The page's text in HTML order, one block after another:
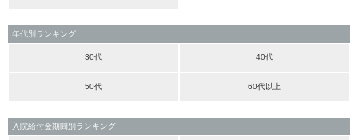
年代別ランキング
30代 40代
50代 60代以上
入院給付金期間別ランキング